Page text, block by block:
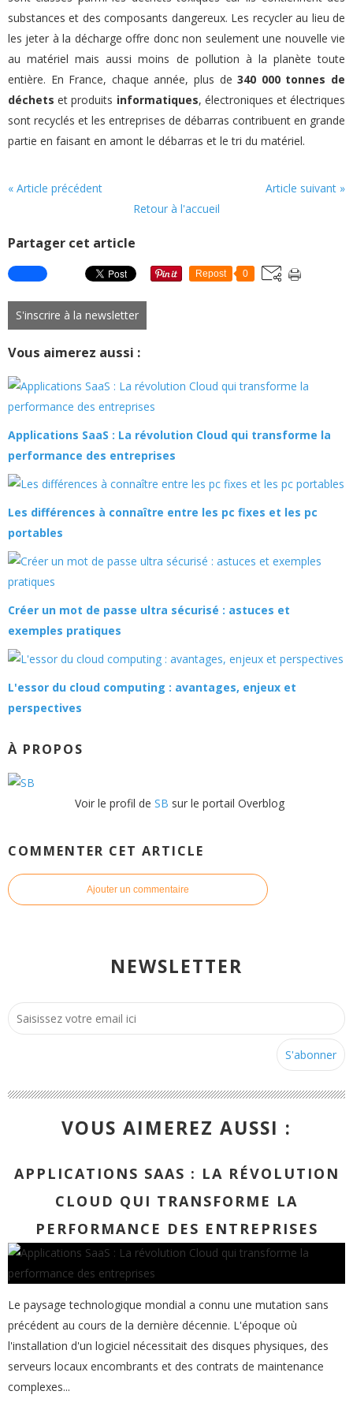
substances et des composants dangereux. Les recycler au lieu de
les jeter à la décharge offre donc non seulement une nouvelle vie
au matériel mais aussi moins de pollution à la planète toute
entière. En France, chaque année, plus de340 000 tonnes de
déchets et produits informatiques, électroniques et électriques
sont recyclés et les entreprises de débarras contribuent en grande
partie en faisant en amont le débarras et le tri du matériel.
« Article précédent
Article suivant »
Retour à l'accueil
Partager cet article
Repost 0
S'inscrire à la newsletter
Vous aimerez aussi :
Applications SaaS : La révolution Cloud qui transforme la
performance des entreprises
Les différences à connaître entre les pc fixes et les pc
portables
Créer un mot de passe ultra sécurisé : astuces et
exemples pratiques
L'essor du cloud computing : avantages, enjeux et
perspectives
À PROPOS
Voir le profil de SB sur le portail Overblog
COMMENTER CET ARTICLE
Ajouter un commentaire
NEWSLETTER
VOUS AIMEREZ AUSSI :
APPLICATIONS SAAS : LA RÉVOLUTION
CLOUD QUI TRANSFORME LA
PERFORMANCE DES ENTREPRISES
Le paysage technologique mondial a connu une mutation sans
précédent au cours de la dernière décennie. L'époque où
l'installation d'un logiciel nécessitait des disques physiques, des
serveurs locaux encombrants et des contrats de maintenance
complexes...